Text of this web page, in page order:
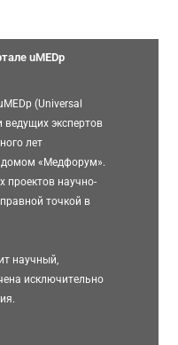
uMEDp
(Universal
ведущих экспертов
лет
домом «Медфорум».
проектов научно-
точкой в
научный,
исключительно